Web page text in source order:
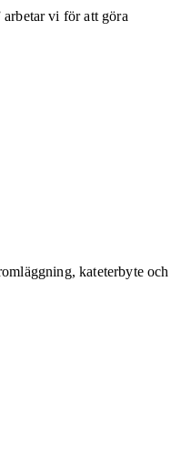
arbetar vi för att göra
kateterbyte och